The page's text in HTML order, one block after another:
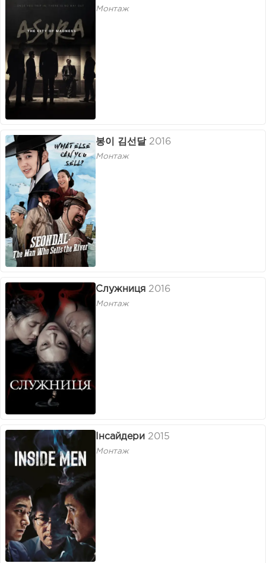
Монтаж
봉이 김선달 2016
Монтаж
Служниця 2016
Монтаж
Інсайдери 2015
Монтаж